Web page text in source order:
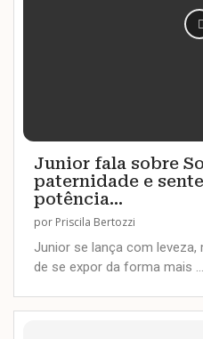
Junior fala sobre
paternidade e
potência...
por Priscila Bertozzi
Junior se lança com
de se expor da forma mais …